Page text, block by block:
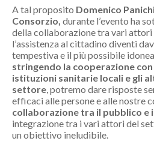
A tal proposito Domenico
Consorzio, durante l’evento ha
della collaborazione tra vari attori
l’assistenza al cittadino diventi
tempestiva e il più possibile
stringendo la cooperazione
istituzioni sanitarie locali e gli
settore, potremo dare risposte
efficaci alle persone e alle nostre
collaborazione tra il pubblico e
integrazione tra i vari attori del
un obiettivo ineludibile.